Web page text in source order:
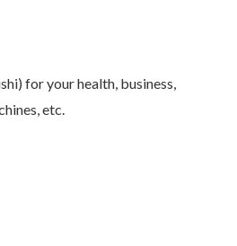
for your health, business,
etc.